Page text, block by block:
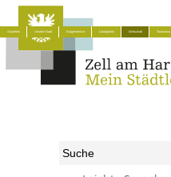
Aktuelles Unsere Stadt Bürgerservice Lokalpolitik Wirtschaft Tourismus